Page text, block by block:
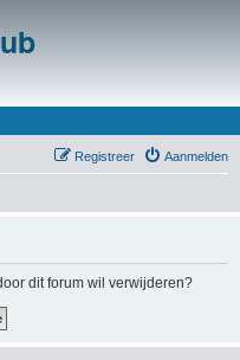
Aanmelden
Registreer
dit forum wil verwijderen?